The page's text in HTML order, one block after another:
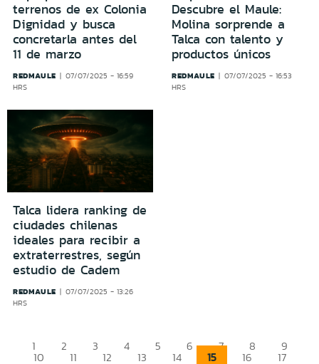
terrenos de ex Colonia
Dignidad y busca
concretarla antes del
11 de marzo
REDMAULE
07/07/2025 - 16:59
HRS
Descubre el Maule:
Molina sorprende a
Talca con talento y
productos únicos
REDMAULE
07/07/2025 - 16:53
HRS
Talca lidera ranking de
ciudades chilenas
ideales para recibir a
extraterrestres, según
estudio de Cadem
REDMAULE
07/07/2025 - 13:26
HRS
1 2 3 4 5 6 7 8 9
10 11 12 13 14 15 16 17